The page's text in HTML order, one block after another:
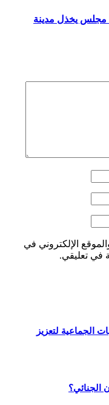
يخذل مدينة
الإلكتروني في
في تعليقي.
الجماعية لتعزيز